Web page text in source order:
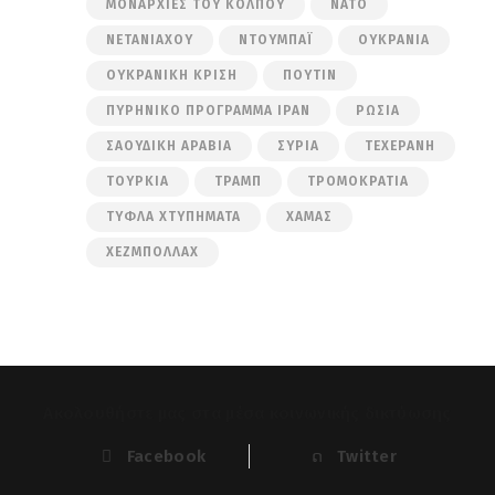
ΜΟΝΑΡΧΊΕΣ ΤΟΥ ΚΌΛΠΟΥ ΝΑΤΟ
ΝΕΤΑΝΙΆΧΟΥ ΝΤΟΥΜΠΆΙ ΟΥΚΡΑΝΊΑ
ΟΥΚΡΑΝΙΚΉ ΚΡΊΣΗ ΠΟΎΤΙΝ
ΠΥΡΗΝΙΚΌ ΠΡΌΓΡΑΜΜΑ ΙΡΆΝ ΡΩΣΊΑ
ΣΑΟΥΔΙΚΉ ΑΡΑΒΊΑ ΣΥΡΊΑ ΤΕΧΕΡΆΝΗ
ΤΟΥΡΚΊΑ ΤΡΑΜΠ ΤΡΟΜΟΚΡΑΤΊΑ
ΤΥΦΛΆ ΧΤΥΠΉΜΑΤΑ ΧΑΜΆΣ
ΧΕΖΜΠΟΛΛΆΧ
Facebook Twitter